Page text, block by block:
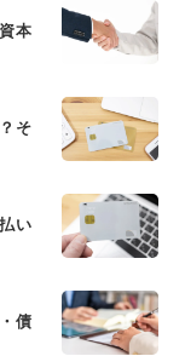
本
そ
い
債